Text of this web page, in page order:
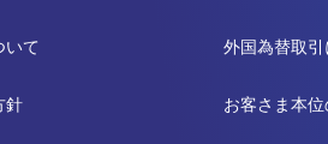
いて
針
外国為替取
お客さま本